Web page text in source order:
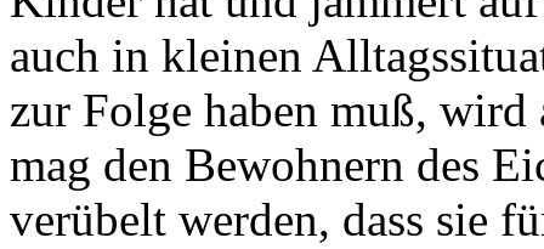
auch in kleinen
zur Folge haben muß,
mag den Bewohnern des
verübelt werden, dass sie